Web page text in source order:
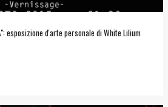
esposizione d'arte personale di White Lilium